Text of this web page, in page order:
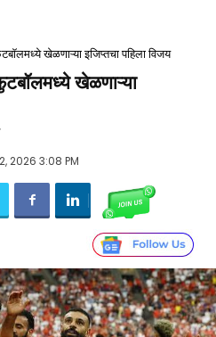
खेळणाऱ्या इजिप्तचा पहिला विजय
खेळणाऱ्या
2026 3:08 PM